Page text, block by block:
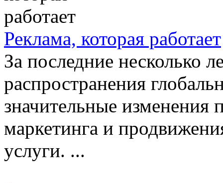
Реклама, которая работает
За последние несколько
распространения
значительные изменения
маркетинга и
услуги. ...